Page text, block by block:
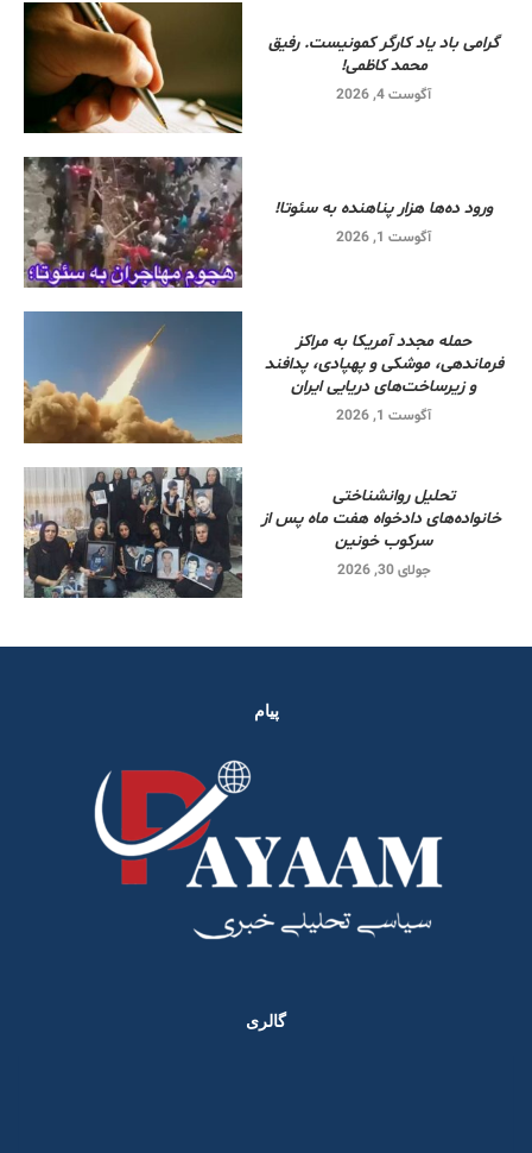
گرامی باد یاد کارگر کمونیست. رفیق
محمد کاظمی!
آگوست 4, 2026
ورود ده‌ها هزار پناهنده به سئوتا!
آگوست 1, 2026
حمله مجدد آمریکا به مراکز
فرماندهی، موشکی و پهپادی، پدافند
و زیرساخت‌های دریایی ایران
آگوست 1, 2026
تحلیل روانشناختی
خانواده‌های دادخواه هفت ماه پس از
سرکوب خونین
جولای 30, 2026
پیام
گالری